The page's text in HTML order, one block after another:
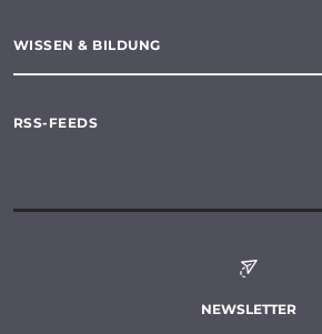
WISSEN & BILDUNG
RSS-FEEDS
NEWSLETTER